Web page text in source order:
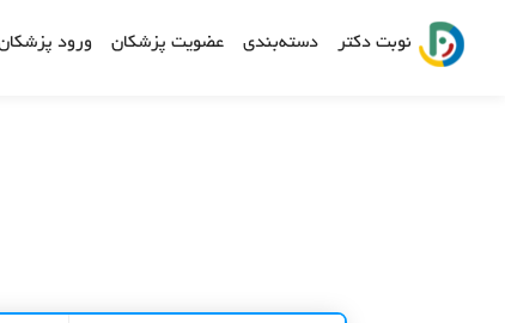
نوبت دکتر دسته‌بندی عضویت پزشکان ورود